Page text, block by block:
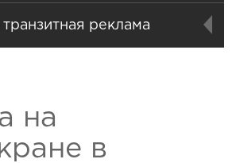
реклама
на
в